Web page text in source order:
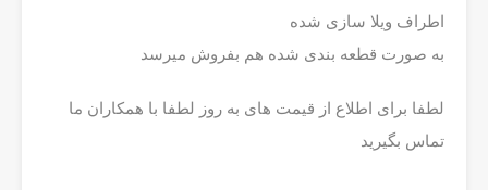
اطراف ویلا سازی شده
به صورت قطعه بندی شده هم بفروش میرسد
لطفا برای اطلاع از قیمت های به روز لطفا با همکاران ما
تماس بگیرید